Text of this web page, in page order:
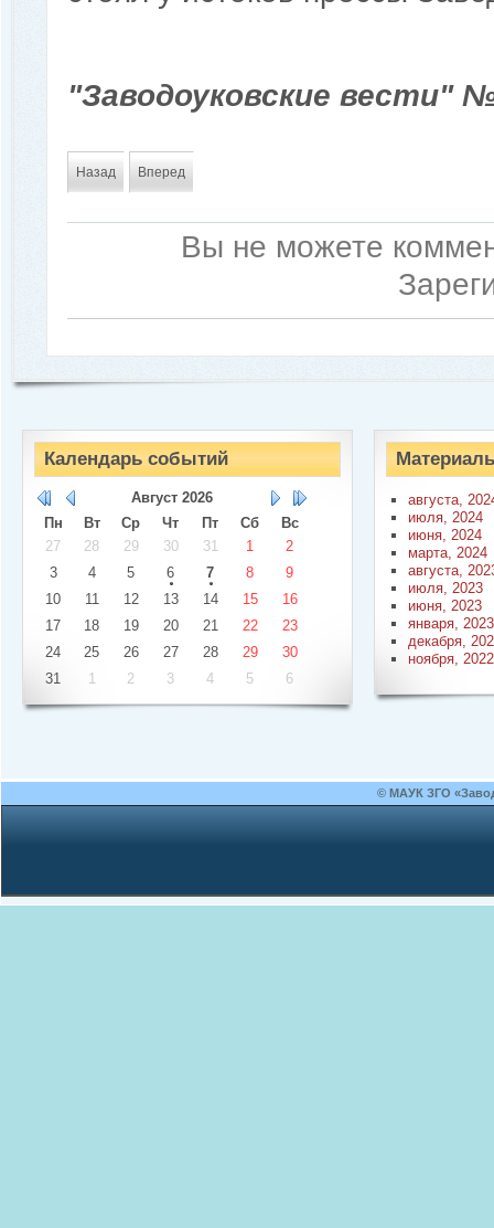
"Заводоуковские вести"
Назад Вперед
Вы не можете
Календарь событий
Август 2026
Пн
Вт Ср Чт Пт Сб
Вс
27
28 29 30 31 1
2
3
4 5 6 7 8
9
10
11 12 13 14 15
16
17
18 19 20 21 22
23
24
25 26 27 28 29
30
31
1 2 3 4 5 6
августа,
июля, 2024
июня, 2024
марта, 2024
августа,
июля, 2023
июня, 2023
января, 2023
декабря,
ноября, 2022
© МАУК ЗГО